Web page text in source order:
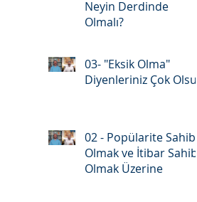
Neyin Derdinde
Olmalı?
03- "Eksik Olma"
Diyenleriniz Çok Olsun
02 - Popülarite Sahibi
Olmak ve İtibar Sahibi
Olmak Üzerine